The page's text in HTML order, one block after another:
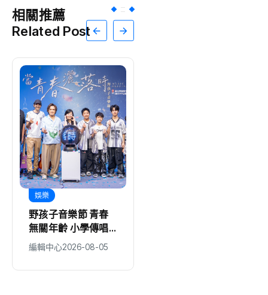
相關推薦
Related Post
娛樂
野孩子音樂節 青春
無關年齡 小學傳唱
童謠 掀客語新風貌
編輯中心2026-08-05